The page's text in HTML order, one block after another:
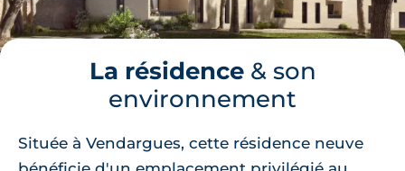
La résidence& son
environnement
Située à Vendargues, cette résidence neuve